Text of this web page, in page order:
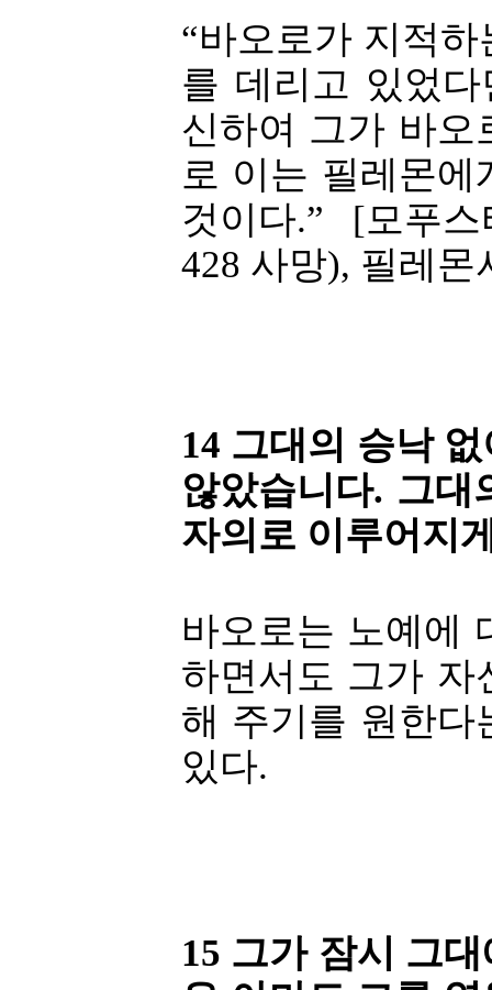
“바오로가 지적
를 데리고 있었
신하여 그가 바오
로 이는 필레몬에
것이다.” [모푸
428 사망), 필레몬
14 그대의 승낙
않았습니다. 그
자의로 이루어지
바오로는 노예에
하면서도 그가 자
해 주기를 원한다
있다.
15 그가 잠시 그